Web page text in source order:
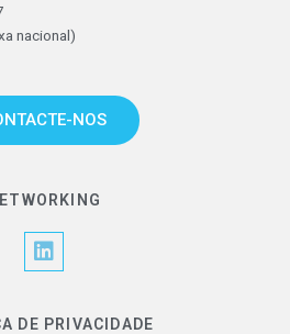
nacional)
NOS
L
i
DE PRIVACIDADE